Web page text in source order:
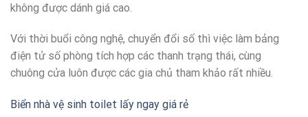
không được dánh giá cao.
Với thời buổi công nghệ, chuyển đổi số thì việc làm bảng
điện tử số phòng tích hợp các thanh trạng thái, cùng
chuông cửa luôn được các gia chủ tham khảo rất nhiều.
Biển nhà vệ sinh toilet lấy ngay giá rẻ